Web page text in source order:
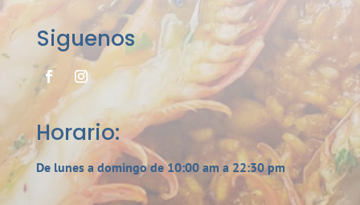
Siguenos
Horario:
De lunes a domingo de 10:00 am a 22:30 pm